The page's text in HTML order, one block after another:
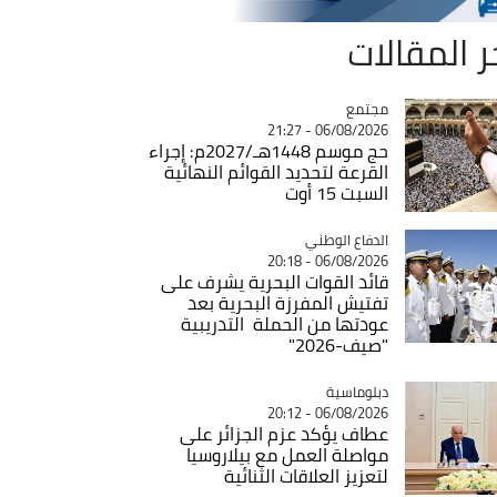
المقالات
Catégorie
مجتمع
06/08/2026 - 21:27
حج موسم 1448هـ/2027م: إجراء
القرعة لتحديد القوائم النهائية
السبت 15 أوت
Catégorie
الدفاع الوطني
06/08/2026 - 20:18
قائد القوات البحرية يشرف على
تفتيش المفرزة البحرية بعد
عودتها من الحملة التدريبية
"صيف-2026"
Catégorie
دبلوماسية
06/08/2026 - 20:12
عطاف يؤكد عزم الجزائر على
مواصلة العمل مع بيلاروسيا
لتعزيز العلاقات الثنائية